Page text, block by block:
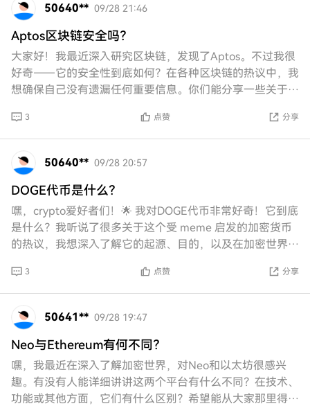
50640** 09/28 21:46
Aptos区块链安全吗？
大家好！我最近深入研究区块链，发现了Aptos。不过我很
好奇——它的安全性到底如何？在各种区块链的热议中，我
想确保自己没有遗漏任何重要信息。你们能分享一些关于它
3 点赞 分享
50640** 09/28 20:57
DOGE代币是什么？
嘿，crypto爱好者们！🌟 我对DOGE代币非常好奇！它到底
是什么？我听说了很多关于这个受 meme 启发的加密货币
的热议，我想深入了解它的起源、目的，以及在加密世界中
3 点赞 分享
50641** 09/28 19:47
Neo与Ethereum有何不同？
嘿，我最近在深入了解加密世界，对Neo和以太坊很感兴
趣。有没有人能详细讲讲这两个平台有什么不同？在技术、
功能或其他方面，它们有什么区别？希望能从大家那里得到